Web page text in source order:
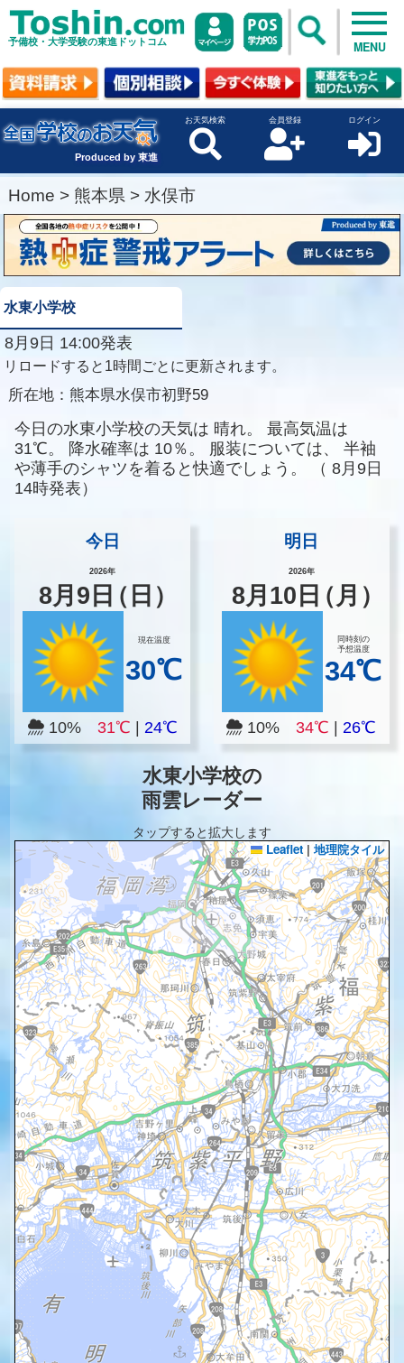
予備校・大学受験の東進ドットコム MENU
Produced by 東進
お天気検索 会員登録 ログイン
Home > 熊本県 > 水俣市
水東小学校
8月9日 14:00発表
リロードすると1時間ごとに更新されます。
所在地： 熊本県水俣市初野59
今日の水東小学校の天気は 晴れ。
最高気温は
31℃。
降水確率は 10％。 服装については、
半袖
や薄手のシャツを着ると快適でしょう。
（ 8月9日
14時発表）
今日
2026年
8月 9 日（日）
現在温度
30℃
10% 31℃ 24℃
明日
2026年
8月 10 日（月）
同時刻の
予想温度
34℃
10%34℃ |26℃
水東小学校の
雨雲レーダー
タップすると拡大します
Leaflet | 地理院タイル